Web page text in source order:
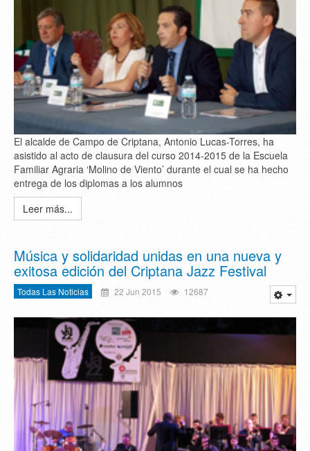
El alcalde de Campo de Criptana, Antonio Lucas-Torres, ha
asistido al acto de clausura del curso 2014-2015 de la Escuela
Familiar Agraria ‘Molino de Viento’ durante el cual se ha hecho
entrega de los diplomas a los alumnos
Leer más...
Música y solidaridad unidas en una nueva y
exitosa edición del Criptana Jazz Festival
Todas Las Noticias 22 Jun 2015 12687